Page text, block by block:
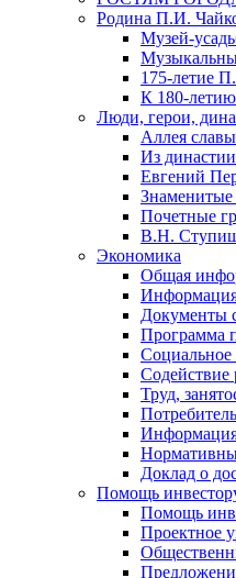
Родина П.И.
Музей-
175-летие
К 180-
Люди, герои,
Аллея славы
Из
Евгений
Знаменитые
Почетные
В.Н.
Экономика
Общая
Информация
Документы
Программа
Социальное
Содействие
Труд,
Информация
Доклад о
Помощь
Помощь
Проектное